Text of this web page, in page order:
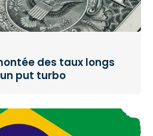
des taux longs
put turbo